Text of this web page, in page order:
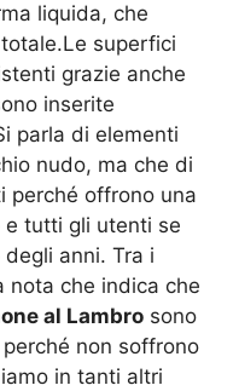
liquida, che
superfici
grazie anche
inserite
parla di elementi
nudo, ma che di
perché offrono una
tutti gli utenti se
anni. Tra i
nota che indica che
al Lambro sono
perché non soffrono
in tanti altri